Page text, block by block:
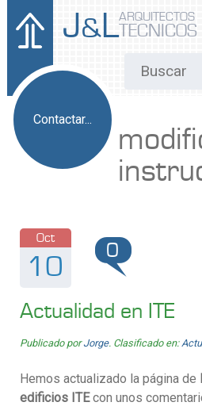
J&LARQUITECTOS
TECNICOS
Contactar...
Oct
10
0
Actualidad en ITE
Publicado porJorge. Clasificado en:
Hemos actualizado la página de
edificios ITEcon unos